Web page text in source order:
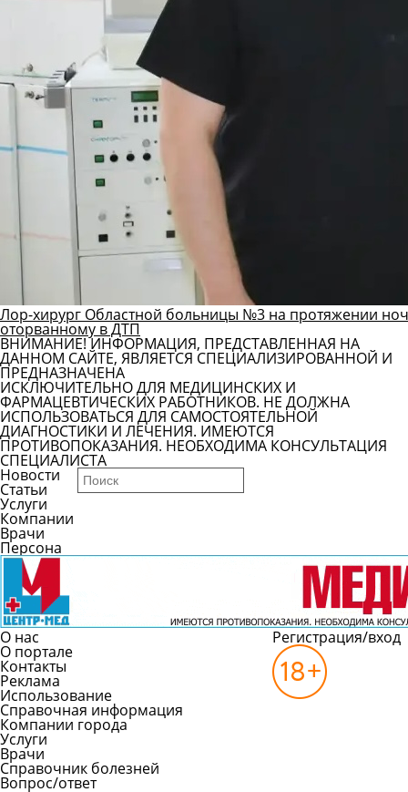
Лор-хирург Областной больницы №3 на протяжении
оторванному в ДТП
ВНИМАНИЕ! ИНФОРМАЦИЯ, ПРЕДСТАВЛЕННАЯ НА
ДАННОМ САЙТЕ, ЯВЛЯЕТСЯ СПЕЦИАЛИЗИРОВАННОЙ И
ПРЕДНАЗНАЧЕНА
ИСКЛЮЧИТЕЛЬНО ДЛЯ МЕДИЦИНСКИХ И
ФАРМАЦЕВТИЧЕСКИХ РАБОТНИКОВ. НЕ ДОЛЖНА
ИСПОЛЬЗОВАТЬСЯ ДЛЯ САМОСТОЯТЕЛЬНОЙ
ДИАГНОСТИКИ И ЛЕЧЕНИЯ. ИМЕЮТСЯ
ПРОТИВОПОКАЗАНИЯ. НЕОБХОДИМА КОНСУЛЬТАЦИЯ
СПЕЦИАЛИСТА
Новости
Статьи
Услуги
Компании
Врачи
Персона
О нас
О портале
Контакты
Реклама
Использование
Справочная информация
Компании города
Услуги
Врачи
Справочник болезней
Вопрос/ответ
Регистрация/вход